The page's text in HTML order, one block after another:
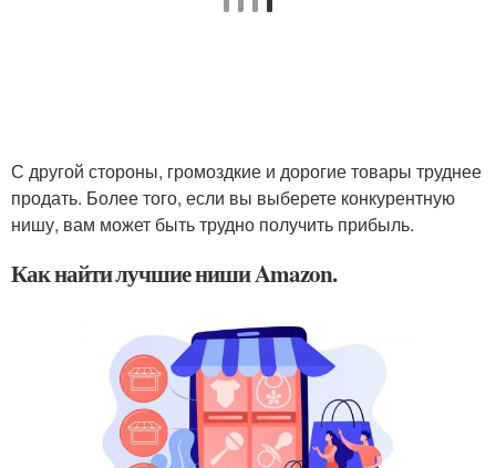
С другой стороны, громоздкие и дорогие товары труднее
продать. Более того, если вы выберете конкурентную
нишу, вам может быть трудно получить прибыль.
Как найти лучшие ниши Amazon.